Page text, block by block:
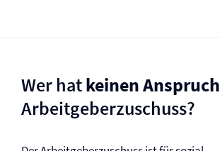
Wer hatkeinen Anspruch
Arbeitgeberzuschuss?